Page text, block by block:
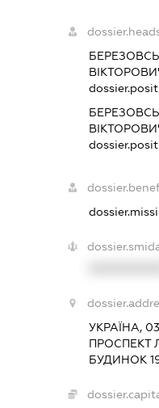
УКРАЇНА,
ПРОСПЕКТ
БУДИНОК